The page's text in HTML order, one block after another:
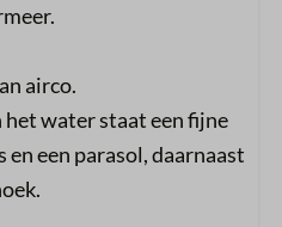
airco.
water staat een fijne
een parasol, daarnaast